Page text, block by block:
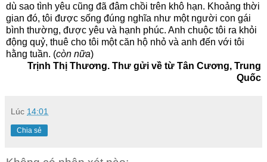
dù sao tình yêu cũng đã đâm chồi trên khô hạn. Khoảng thời
gian đó, tôi được sống đúng nghĩa như một người con gái
bình thường, được yêu và hạnh phúc. Anh chuộc tôi ra khỏi
động quỷ, thuê cho tôi một căn hộ nhỏ và anh đến với tôi
hằng tuần. (còn nữa)
Trịnh Thị Thương. Thư gửi về từ Tân Cương, Trung
Quốc
Lúc 14:01
Chia sẻ